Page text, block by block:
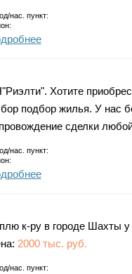
нас. пункт:
Хотите
подбор жилья. У нас
сделки
нас. пункт:
к-ру в городе Шахты у
2000 тыс. руб.
нас. пункт: